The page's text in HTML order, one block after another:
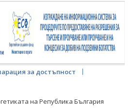
за достъпност
на Република България